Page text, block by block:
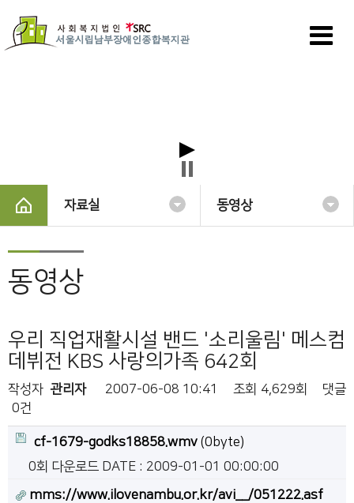
자료실 동영상
동영상
우리 직업재활시설 밴드 '소리울림' 메스컴
데뷔전 KBS 사랑의가족 642회
작성자 관리자 2007-06-08 10:41 조회 4,629회
댓글
0건
cf-1679-godks18858.wmv (0byte)
0회 다운로드 DATE : 2009-01-01 00:00:00
mms://www.ilovenambu.or.kr/avi__/051222.asf